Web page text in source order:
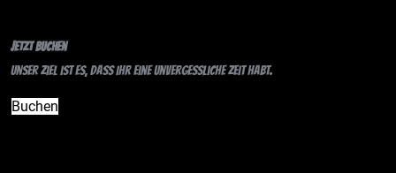
Jetzt Buchen
Unser Ziel ist es, dass ihr eine unvergessliche Zeit habt.
Buchen